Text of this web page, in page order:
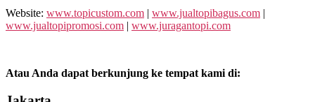
Website: www.topicustom.com | www.jualtopibagus.com |
www.jualtopipromosi.com | www.juragantopi.com
Atau Anda dapat berkunjung ke tempat kami di: